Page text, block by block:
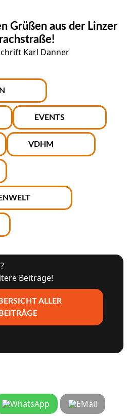
Grüßen aus der Linzer
EVENTS
VDHM
Beiträge!
ALLER
BEITRÄGE